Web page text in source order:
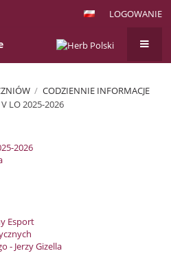
LOGOWANIE
/ CODZIENNIE INFORMACJE
LO 2025-2026
2026
Esport
- Jerzy Gizella